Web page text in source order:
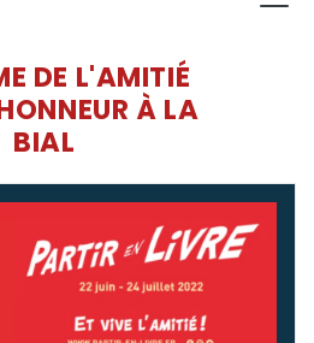
DE L'AMITIÉ
À LA
BIAL